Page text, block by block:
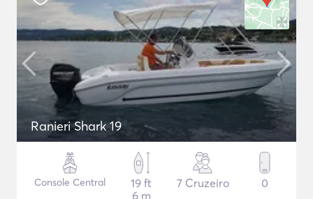
Ranieri Shark 19
Console Central
19 ft
6 m
7 Cruzeiro 0